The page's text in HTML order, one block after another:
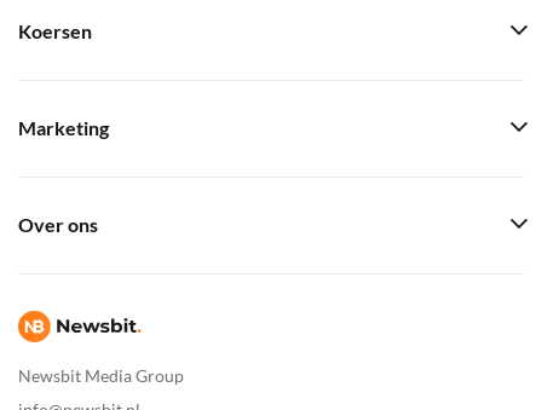
Newsbit Media Group
Koersen
Marketing
Over ons